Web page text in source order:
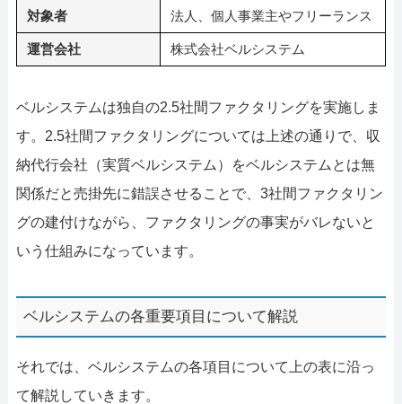
対象者 法人、個人事業主やフリーランス
運営会社 株式会社ベルシステム
ベルシステムは独自の2.5社間ファクタリングを実施しま
す。2.5社間ファクタリングについては上述の通りで、収
納代行会社（実質ベルシステム）をベルシステムとは無
関係だと売掛先に錯誤させることで、3社間ファクタリン
グの建付けながら、ファクタリングの事実がバレないと
いう仕組みになっています。
ベルシステムの各重要項目について解説
それでは、ベルシステムの各項目について上の表に沿っ
て解説していきます。